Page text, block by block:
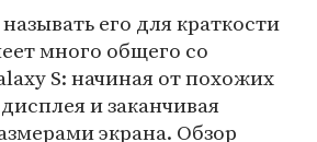
его для краткости
много общего со
S: начиная от похожих
и заканчивая
экрана. Обзор